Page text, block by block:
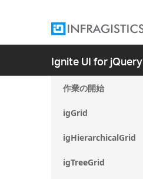
Ignite UI for jQuery
作業の開始
igGrid
igHierarchicalGrid
igTreeGrid